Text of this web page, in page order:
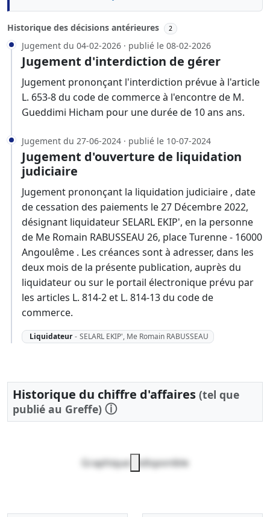
Historique des décisions antérieures 2
Jugement du 04-02-2026 · publié le 08-02-2026
Jugement d'interdiction de gérer
Jugement prononçant l'interdiction prévue à l'article
L. 653-8 du code de commerce à l'encontre de M.
Gueddimi Hicham pour une durée de 10 ans ans.
Jugement du 27-06-2024 · publié le 10-07-2024
Jugement d'ouverture de liquidation
judiciaire
Jugement prononçant la liquidation judiciaire , date
de cessation des paiements le 27 Décembre 2022,
désignant liquidateur SELARL EKIP', en la personne
de Me Romain RABUSSEAU 26, place Turenne - 16000
Angoulême . Les créances sont à adresser, dans les
deux mois de la présente publication, auprès du
liquidateur ou sur le portail électronique prévu par
les articles L. 814-2 et L. 814-13 du code de
commerce.
Liquidateur - SELARL EKIP', Me Romain RABUSSEAU
Historique du chiffre d'affaires (tel que
publié au Greffe) ⓘ
Graphique indisponible